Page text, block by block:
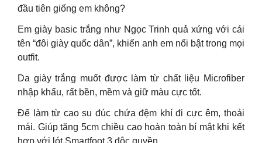
đầu tiên giống em không?
Em giày basic trắng như Ngọc Trinh quả xứng với cái
tên “đôi giày quốc dân”, khiến anh em nổi bật trong mọi
outfit.
Da giày trắng muốt được làm từ chất liệu Microfiber
nhập khẩu, rất bền, mềm và giữ màu cực tốt.
Đế làm từ cao su đúc chứa đệm khí đi cực êm, thoải
mái. Giúp tăng 5cm chiều cao hoàn toàn bí mật khi kết
hợp với lót Smartfoot 3 độc quyền.